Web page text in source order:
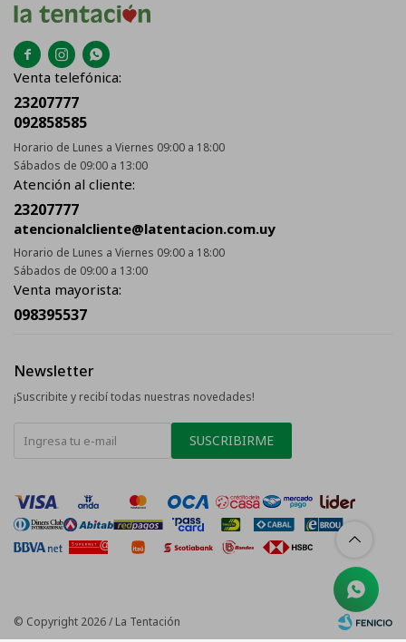
  
Venta telefónica:
23207777
092858585
Horario de Lunes a Viernes 09:00 a 18:00
Sábados de 09:00 a 13:00
Atención al cliente:
23207777
atencionalcliente@latentacion.com.uy
Horario de Lunes a Viernes 09:00 a 18:00
Sábados de 09:00 a 13:00
Venta mayorista:
098395537
Newsletter
¡Suscribite y recibí todas nuestras novedades!
SUSCRIBIRME
© Copyright 2026 / La Tentación